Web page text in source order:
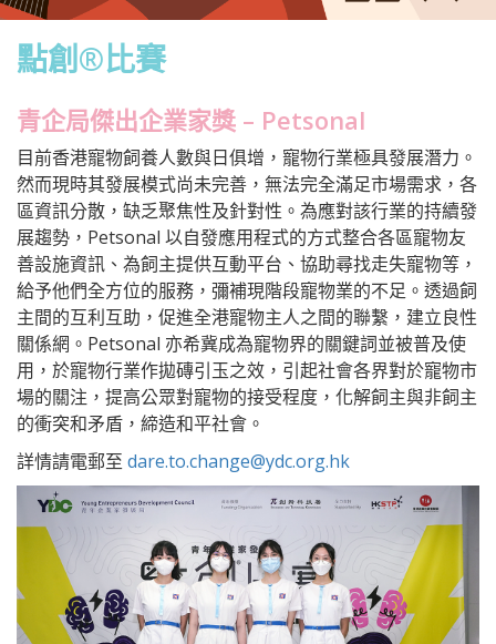
點創®比賽
青企局傑出企業家獎 – Petsonal
目前香港寵物飼養人數與日俱增，寵物行業極具發展潛力。
然而現時其發展模式尚未完善，無法完全滿足市場需求，各
區資訊分散，缺乏聚焦性及針對性。為應對該行業的持續發
展趨勢，Petsonal 以自發應用程式的方式整合各區寵物友
善設施資訊、為飼主提供互動平台、協助尋找走失寵物等，
給予他們全方位的服務，彌補現階段寵物業的不足。透過飼
主間的互利互助，促進全港寵物主人之間的聯繫，建立良性
關係網。Petsonal 亦希冀成為寵物界的關鍵詞並被普及使
用，於寵物行業作拋磚引玉之效，引起社會各界對於寵物市
場的關注，提高公眾對寵物的接受程度，化解飼主與非飼主
的衝突和矛盾，締造和平社會。
詳情請電郵至 dare.to.change@ydc.org.hk